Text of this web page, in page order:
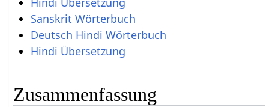
Sanskrit Wörterbuch
Deutsch Hindi Wörterbuch
Hindi Übersetzung
Zusammenfassung